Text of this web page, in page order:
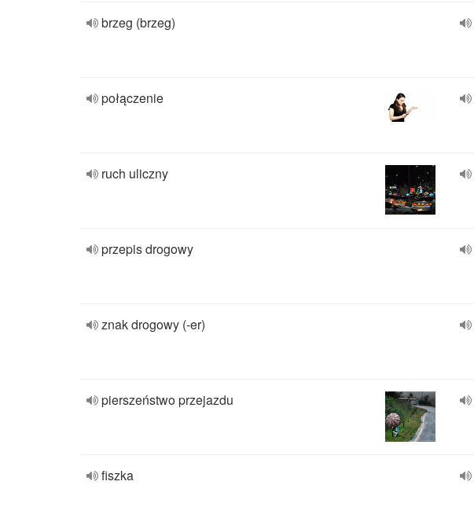
brzeg (brzeg)
połączenie
ruch uliczny
przepis drogowy
znak drogowy (-er)
pierszeństwo przejazdu
fiszka